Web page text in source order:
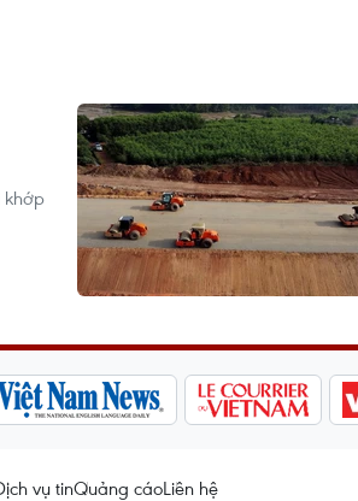
khớp
vụ tinQuảng cáoLiên hệ